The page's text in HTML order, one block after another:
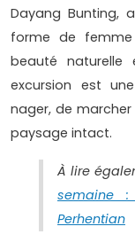
Dayang Bunting,
forme de
beauté naturelle
excursion est
nager, de
paysage intact.
À lire
semaine
Perhentian